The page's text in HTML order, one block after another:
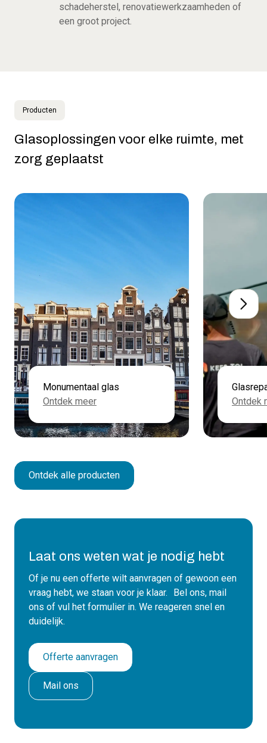
schadeherstel, renovatiewerkzaamheden of
een groot project.
Producten
Glasoplossingen voor elke ruimte, met
zorg geplaatst
Monumentaal glas
Ontdek meer
Ontdek
Ontdek alle producten
Laat ons weten wat je nodig hebt
Of je nu een offerte wilt aanvragen of gewoon een
vraag hebt, we staan voor je klaar. Bel ons, mail
ons of vul het formulier in. We reageren snel en
duidelijk.
Offerte aanvragen
Mail ons